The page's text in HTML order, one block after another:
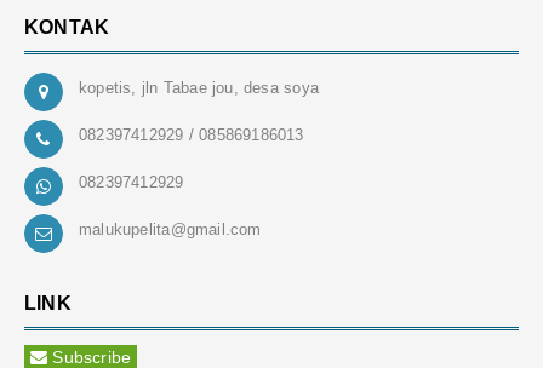
KONTAK
kopetis, jln Tabae jou, desa soya
082397412929 / 085869186013
082397412929
malukupelita@gmail.com
LINK
Subscribe